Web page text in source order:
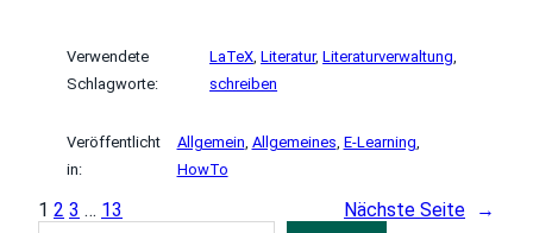
Verwendete
Schlagworte:
LaTeX , Literatur, Literaturverwaltung
schreiben
Veröffentlicht
in:
Allgemein Allgemeines E-Learning
HowTo
1 2 3 … 13 Nächste Seite →